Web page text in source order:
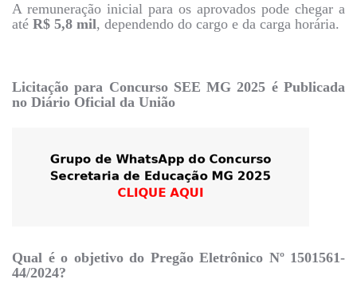
A remuneração inicial para os aprovados pode chegar a
até R$ 5,8 mil, dependendo do cargo e da carga horária.
Licitação para Concurso SEE MG 2025 é Publicada
no Diário Oficial da União
Qual é o objetivo do Pregão Eletrônico Nº 1501561-
44/2024?